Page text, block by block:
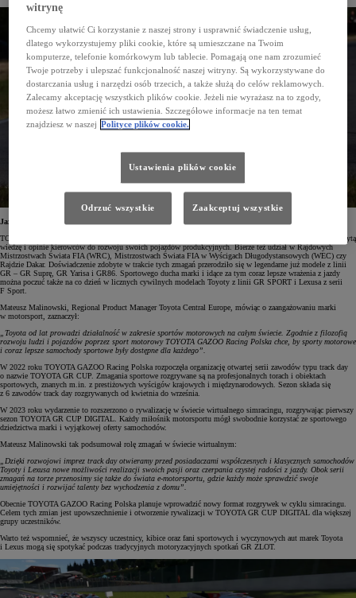
Jazda na torze dla każdego
TOYOTA GAZOO Racing od 2015 roku tworzy coraz to lepsze samochody wyczynowe, wykorzystując zdobytą
wiedzę i opinie kierowców do rozwoju swoich pojazdów produkcyjnych. Bierze też udział w Rajdowych
Mistrzostwach Świata FIA (WRC), Mistrzostwach Świata FIA w Wyścigach Długodystansowych (WEC) czy
Rajdzie Dakar. Doświadczenie zdobyte w trakcie tych zmagań przerodziło się w legendarne już modele z linii
GR – GR Suprę, GR Yarisa i GR86. Sportowego ducha marki i idące za tym coraz lepsze wrażenia z jazdy
można poczuć także na co dzień w licznych cywilnych modelach Toyoty z linii GR SPORT i Lexusa z serii
F Sport.
Mateusz Malinowski, Regional Product Manager Toyota Central Europe, mówiąc o zaangażowaniu marki
w motorsport, zaznaczył:
„Toyota od lat prowadzi działalność w zakresie sportów motorowych na całym świecie. Zgodnie z filozofią
rozwoju ludzi i pojazdów poprzez sport motorowy TOYOTA GAZOO Racing Polska chce, by sporty motorowe
i coraz lepsze samochody sportowe były dostępne dla każdego”.
W 2022 roku TOYOTA GAZOO Racing Polska rozpoczęła organizację otwartej serii zawodów typu track day
o nazwie TOYOTA GR CUP. Zmagania sportowe rozgrywane są na profesjonalnych torach i obiektach
sportowych, znanych m.in. z prestiżowych wyścigów krajowych i międzynarodowych. Sezon składa się
z 6 zawodów track day rozgrywanych od kwietnia do września.
W 2023 roku wydarzenie to rozszerzono o rywalizację w świecie wirtualnego simracingu, rozgrywając pierwszy
sezon TOYOTA GR CUP DIGITAL. Każdy miłośnik motorsportu mógł swobodnie korzystać ze sportowego
dziedzictwa marki i wyjątkowej oferty samochodów.
Mateusz Malinowski tak podsumował rolę zmagań w świecie wirtualnym:
„Dzięki rozwojowi imprez track day otwieramy przed posiadaczami współczesnych i klasycznych samochodów
Toyoty i Lexusa nowe możliwości realizacji swoich pasji oraz czerpania czystej radości z jazdy. Obok serii
zmagań na torze przenosimy się także do świata e-motorsportu, gdzie każdy może sprawdzić swoje
umiejętności i rozwijać talenty bez wychodzenia z domu”.
Obecnie TOYOTA GAZOO Racing Polska planuje wprowadzić nowy format rozgrywek w cyklu simracingu.
Celem tych zmian jest upowszechnienie i otworzenie rywalizacji w TOYOTA GR CUP DIGITAL dla większej
grupy uczestników.
Warto też wspomnieć, że wszyscy uczestnicy, kibice oraz fani sportowych i wyczynowych aut marek Toyota
i Lexus mogą się spotykać podczas tradycyjnych motoryzacyjnych spotkań GR ZLOT.
witrynę
Chcemy ułatwić Ci korzystanie z naszej strony i usprawnić świadczenie usług,
dlatego wykorzystujemy pliki cookie, które są umieszczane na Twoim
komputerze, telefonie komórkowym lub tablecie. Pomagają one nam zrozumieć
Twoje potrzeby i ulepszać funkcjonalność naszej witryny. Są wykorzystywane do
dostarczania usług i narzędzi osób trzecich, a także służą do celów reklamowych.
Zalecamy akceptację wszystkich plików cookie. Jeżeli nie wyrażasz na to zgody,
możesz łatwo zmienić ich ustawienia. Szczegółowe informacje na ten temat
znajdziesz w naszej Polityce plików cookie.
Ustawienia plików cookie
Odrzuć wszystkie Zaakceptuj wszystkie